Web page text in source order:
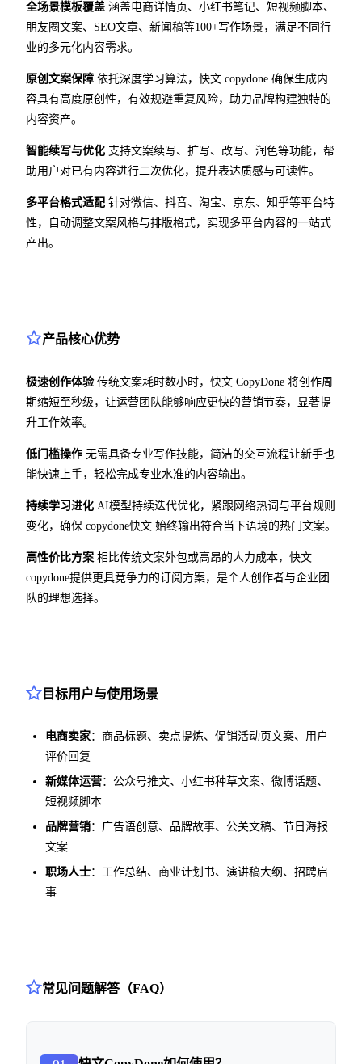
全场景模板覆盖 涵盖电商详情页、小红书笔记、短视频脚本、
朋友圈文案、SEO文章、新闻稿等100+写作场景，满足不同行
业的多元化内容需求。
原创文案保障 依托深度学习算法，快文 copydone 确保生成内
容具有高度原创性，有效规避重复风险，助力品牌构建独特的
内容资产。
智能续写与优化 支持文案续写、扩写、改写、润色等功能，帮
助用户对已有内容进行二次优化，提升表达质感与可读性。
多平台格式适配 针对微信、抖音、淘宝、京东、知乎等平台特
性，自动调整文案风格与排版格式，实现多平台内容的一站式
产出。
产品核心优势
极速创作体验传统文案耗时数小时，快文 CopyDone 将创作周
期缩短至秒级，让运营团队能够响应更快的营销节奏，显著提
升工作效率。
低门槛操作 无需具备专业写作技能，简洁的交互流程让新手也
能快速上手，轻松完成专业水准的内容输出。
持续学习进化 AI模型持续迭代优化，紧跟网络热词与平台规则
变化，确保 copydone快文 始终输出符合当下语境的热门文案。
高性价比方案 相比传统文案外包或高昂的人力成本，快文
copydone提供更具竞争力的订阅方案，是个人创作者与企业团
队的理想选择。
目标用户与使用场景
电商卖家：商品标题、卖点提炼、促销活动页文案、用户
评价回复
新媒体运营：公众号推文、小红书种草文案、微博话题、
短视频脚本
品牌营销：广告语创意、品牌故事、公关文稿、节日海报
文案
职场人士：工作总结、商业计划书、演讲稿大纲、招聘启
事
常见问题解答（FAQ）